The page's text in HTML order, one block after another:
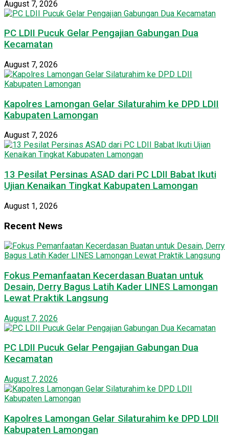
August 7, 2026
PC LDII Pucuk Gelar Pengajian Gabungan Dua
Kecamatan
August 7, 2026
Kapolres Lamongan Gelar Silaturahim ke DPD LDII
Kabupaten Lamongan
August 7, 2026
13 Pesilat Persinas ASAD dari PC LDII Babat Ikuti
Ujian Kenaikan Tingkat Kabupaten Lamongan
August 1, 2026
Recent News
Fokus Pemanfaatan Kecerdasan Buatan untuk
Desain, Derry Bagus Latih Kader LINES Lamongan
Lewat Praktik Langsung
August 7, 2026
PC LDII Pucuk Gelar Pengajian Gabungan Dua
Kecamatan
August 7, 2026
Kapolres Lamongan Gelar Silaturahim ke DPD LDII
Kabupaten Lamongan